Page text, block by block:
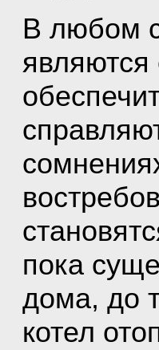
В любом
пока
дома, до
котел